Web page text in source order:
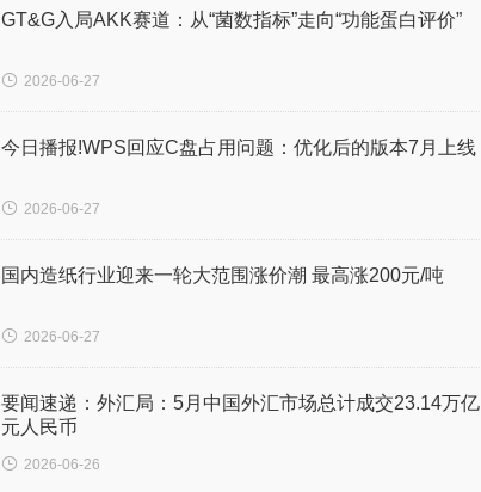
GT&G入局AKK赛道：从“菌数指标”走向“功能蛋白评价”
 2026-06-27
今日播报!WPS回应C盘占用问题：优化后的版本7月上线
 2026-06-27
国内造纸行业迎来一轮大范围涨价潮 最高涨200元/吨
 2026-06-27
要闻速递：外汇局：5月中国外汇市场总计成交23.14万亿
元人民币
 2026-06-26